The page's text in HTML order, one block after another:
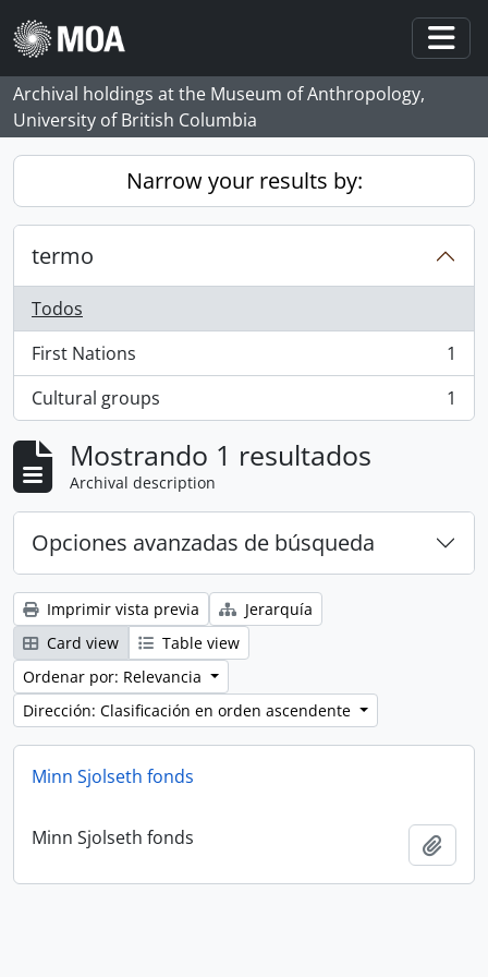
Skip to main content
Archival holdings at the Museum of Anthropology,
University of British Columbia
Narrow your results by:
termo
Todos
First Nations
, 1 resultados
1
Cultural groups
, 1 resultados 1
Mostrando 1 resultados
Archival description
Opciones avanzadas de búsqueda
Imprimir vista previa
Jerarquía
Card view
Table view
Ordenar por: Relevancia
Dirección: Clasificación en orden ascendente
Minn Sjolseth fonds
Minn Sjolseth fonds